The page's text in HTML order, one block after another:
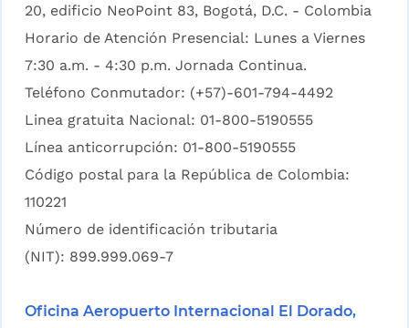
20, edificio NeoPoint 83, Bogotá, D.C. - Colombia
Horario de Atención Presencial: Lunes a Viernes
7:30 a.m. - 4:30 p.m. Jornada Continua.
Teléfono Conmutador: (+57)-601-794-4492
Linea gratuita Nacional: 01-800-5190555
Línea anticorrupción: 01-800-5190555
Código postal para la República de Colombia:
110221
Número de identificación tributaria
(NIT): 899.999.069-7
Oficina Aeropuerto Internacional El Dorado,